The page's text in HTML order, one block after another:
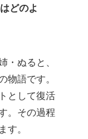
どのよ
・ぬると、
物語です。
として復活
。その過程
す。